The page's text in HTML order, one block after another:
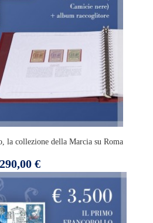
la collezione della Marcia su Roma
Prezzo
290,00 €